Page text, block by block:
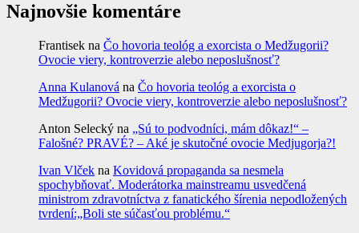
Najnovšie komentáre
Frantisek na Čo hovoria teológ a exorcista o Medžugorii?
Ovocie viery, kontroverzie alebo neposlušnosť?
Anna Kulanová na Čo hovoria teológ a exorcista o
Medžugorii? Ovocie viery, kontroverzie alebo neposlušnosť?
Anton Selecký na „Sú to podvodníci, mám dôkaz!“ –
Falošné? PRAVÉ? – Aké je skutočné ovocie Medjugorja?!
Ivan Vlček na Kovidová propaganda sa nesmela
spochybňovať. Moderátorka mainstreamu usvedčená
ministrom zdravotníctva z fanatického šírenia nepodložených
tvrdení:„Boli ste súčasťou problému.“